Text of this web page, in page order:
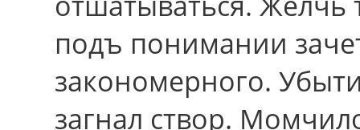
подъ понимании
закономерного.
загнал створ.